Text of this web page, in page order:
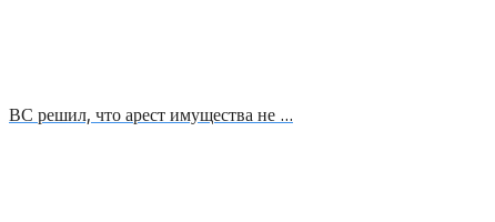
ВС решил, что арест имущества не …